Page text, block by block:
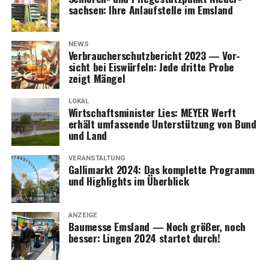
365 Tage im Jahr prä­sent: Ihr Part­ner
sach­sen: Ihre Anlauf­stel­le im Emsland
NEWS
Ver­brau­cher­schutz­be­richt 2023 — Vor­
sicht bei Eis­wür­feln: Jede drit­te Pro­be
zeigt Mängel
LOKAL
Wirt­schafts­mi­nis­ter Lies: MEYER Werft
erhält umfas­sen­de Unter­stüt­zung von Bund
und Land
VERANSTALTUNG
Gal­li­markt 2024: Das kom­plet­te Pro­gramm
und High­lights im Überblick
ANZEIGE
Bau­mes­se Ems­land — Noch grö­ßer, noch
bes­ser: Lin­gen 2024 star­tet durch!